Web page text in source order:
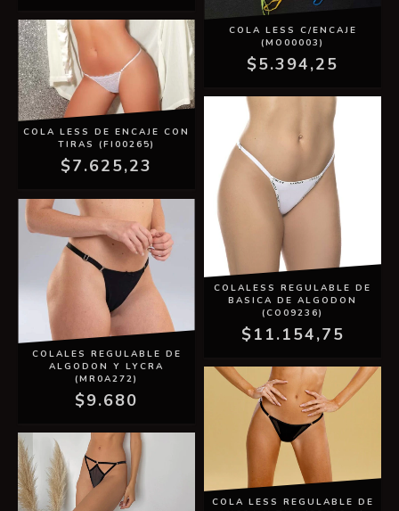
COLA LESS DE ENCAJE CON
TIRAS (FI00265)
$7.625,23
COLA LESS C/ENCAJE
(MO00003)
$5.394,25
COLALES REGULABLE DE
ALGODON Y LYCRA
(MR0A272)
$9.680
COLALESS REGULABLE DE
BASICA DE ALGODON
(CO09236)
$11.154,75
COLA LESS REGULABLE DE